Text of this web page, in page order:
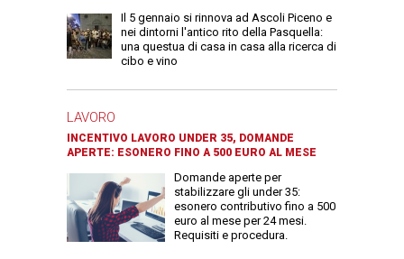
Il 5 gennaio si rinnova ad Ascoli Piceno e
nei dintorni l'antico rito della Pasquella:
una questua di casa in casa alla ricerca di
cibo e vino
LAVORO
INCENTIVO LAVORO UNDER 35, DOMANDE
APERTE: ESONERO FINO A 500 EURO AL MESE
Domande aperte per
stabilizzare gli under 35:
esonero contributivo fino a 500
euro al mese per 24 mesi.
Requisiti e procedura.